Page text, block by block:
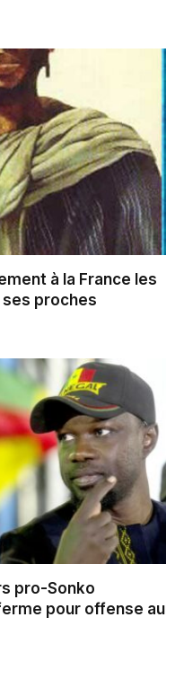
à la France les
ses proches
pro-Sonko
pour offense au